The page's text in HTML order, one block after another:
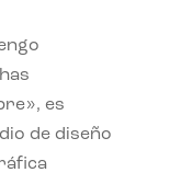
es
de diseño